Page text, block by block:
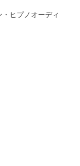
ヒプノオーディ